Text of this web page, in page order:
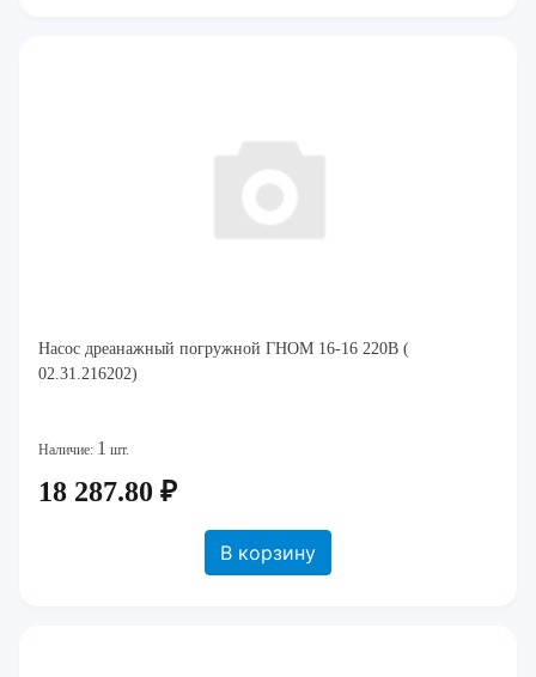
Насос дреанажный погружной ГНОМ 16-16 220В (
02.31.216202)
Наличие: 1 шт.
18 287.80 ₽
В корзину